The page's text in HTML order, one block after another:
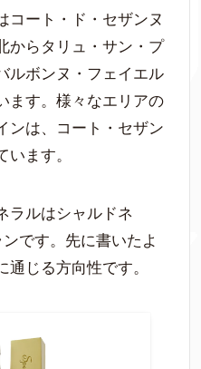
コート・ド・セザンヌ
からタリュ・サン・プ
ルボンヌ・フェイエル
ます。様々なエリアの
ンは、コート・セザン
います。
ラルはシャルドネ
です。先に書いたよ
通じる方向性です。